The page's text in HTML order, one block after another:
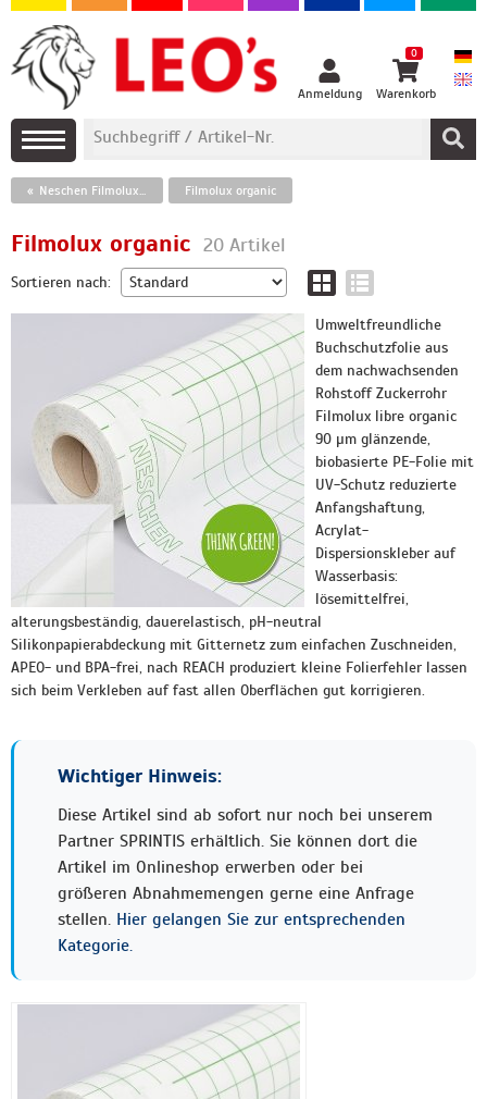
Anmeldung
0
Warenkorb
Neschen Filmolux / Schutzfolien Filmolux organic
Filmolux organic 20 Artikel
Sortieren nach:
Umweltfreundliche
Buchschutzfolie aus
dem nachwachsenden
Rohstoff Zuckerrohr
Filmolux libre organic
90 µm glänzende,
biobasierte PE-Folie mit
UV-Schutz reduzierte
Anfangshaftung,
Acrylat-
Dispersionskleber auf
Wasserbasis:
lösemittelfrei,
alterungsbeständig, dauerelastisch, pH-neutral
Silikonpapierabdeckung mit Gitternetz zum einfachen Zuschneiden,
APEO- und BPA-frei, nach REACH produziert kleine Folierfehler lassen
sich beim Verkleben auf fast allen Oberflächen gut korrigieren.
Wichtiger Hinweis:
Diese Artikel sind ab sofort nur noch bei unserem
Partner SPRINTIS erhältlich. Sie können dort die
Artikel im Onlineshop erwerben oder bei
größeren Abnahmemengen gerne eine Anfrage
stellen. Hier gelangen Sie zur entsprechenden
Kategorie.